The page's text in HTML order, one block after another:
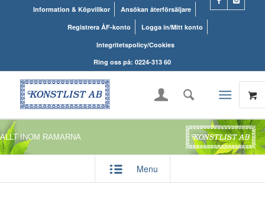
Information & Köpvillkor
Ansökan återförsäljare
Registrera ÅF-konto
Logga in/Mitt konto
Integritetspolicy/Cookies
Ring oss på: 0224-313 60
ALLT INOM RAMARNA
Menu